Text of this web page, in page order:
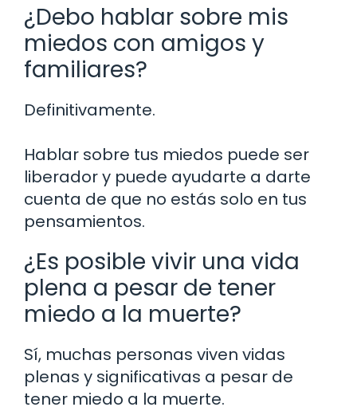
¿Debo hablar sobre mis
miedos con amigos y
familiares?
Definitivamente.
Hablar sobre tus miedos puede ser
liberador y puede ayudarte a darte
cuenta de que no estás solo en tus
pensamientos.
¿Es posible vivir una vida
plena a pesar de tener
miedo a la muerte?
Sí, muchas personas viven vidas
plenas y significativas a pesar de
tener miedo a la muerte.